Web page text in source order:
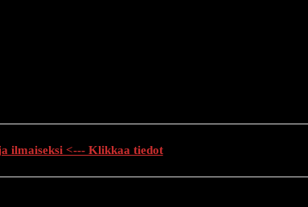
ilmaiseksi <--- Klikkaa tiedot